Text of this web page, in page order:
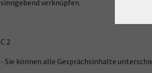
sinngebend verknüpfen.
C 2
- Sie können alle Gesprächsinhalte